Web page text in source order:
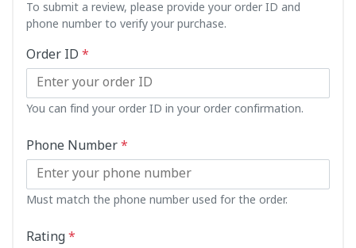
To submit a review, please provide your order ID and
phone number to verify your purchase.
Order ID *
You can find your order ID in your order confirmation.
Phone Number*
Must match the phone number used for the order.
Rating*